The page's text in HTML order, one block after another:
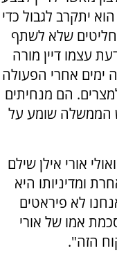
יתקרב לגבול כדי
שלא לשתף
עצמו דיין מורה
ימים אחרי הפעולה
הם מנחיתים
וראש הממשלה שומע על
אורי אילן שילם
ומדיניותו היא
לא פיראטים
אמו של אורי
הזה".